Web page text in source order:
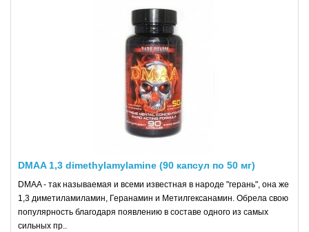
DMAA 1,3 dimethylamylamine (90 капсул по 50 мг)
DMAA - так называемая и всеми известная в народе "герань", она же
1,3 диметиламиламин, Геранамин и Метилгексанамин. Обрела свою
популярность благодаря появлению в составе одного из самых
сильных пр..